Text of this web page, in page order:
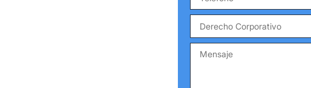
Derecho
Corporativo
Mensaje